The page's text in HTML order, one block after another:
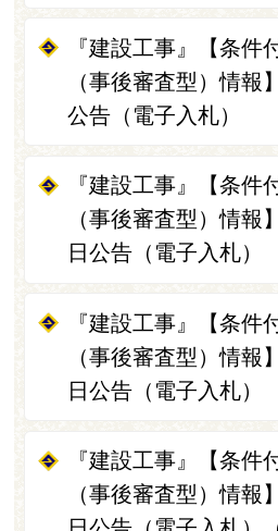
『建設工事』【条件
（事後審査型）情報
公告（電子入札）
『建設工事』【条件
（事後審査型）情報
日公告（電子入札）
『建設工事』【条件
（事後審査型）情報
日公告（電子入札）
『建設工事』【条件
（事後審査型）情報